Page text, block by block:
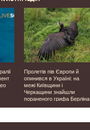
Пролетів пів Європи й
опинився в Україні: на
межі Київщини і
Черкащини знайшли
пораненого грифа Берліна